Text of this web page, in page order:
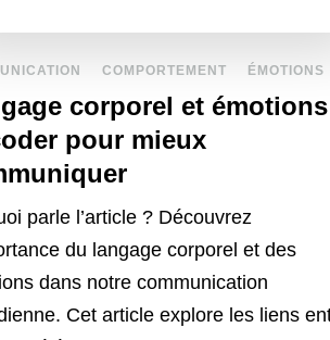
COMPORTEMENT ÉMOTIONS
corporel et
pour mieux
parle l’article ? Découvrez
du langage corporel et des
dans notre communication
Cet article explore les liens